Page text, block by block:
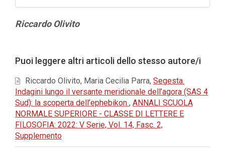
Contenuto
Riccardo Olivito
dell'articolo
Puoi leggere altri articoli dello stesso autore/i
Riccardo Olivito, Maria Cecilia Parra, Segesta.
Indagini lungo il versante meridionale dell’agora (SAS 4
Sud): la scoperta dell’ephebikon , ANNALI SCUOLA
NORMALE SUPERIORE - CLASSE DI LETTERE E
FILOSOFIA: 2022: V Serie, Vol. 14, Fasc. 2,
Supplemento